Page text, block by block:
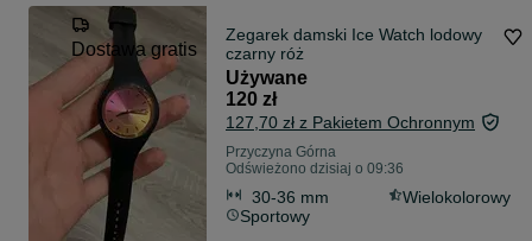
Dostawa gratis
Zegarek damski Ice Watch lodowy
czarny róż
Używane
120 zł
127,70 zł z Pakietem Ochronnym
Przyczyna Górna
Odświeżono dzisiaj o 09:36
30-36 mm
Wielokolorowy
Sportowy